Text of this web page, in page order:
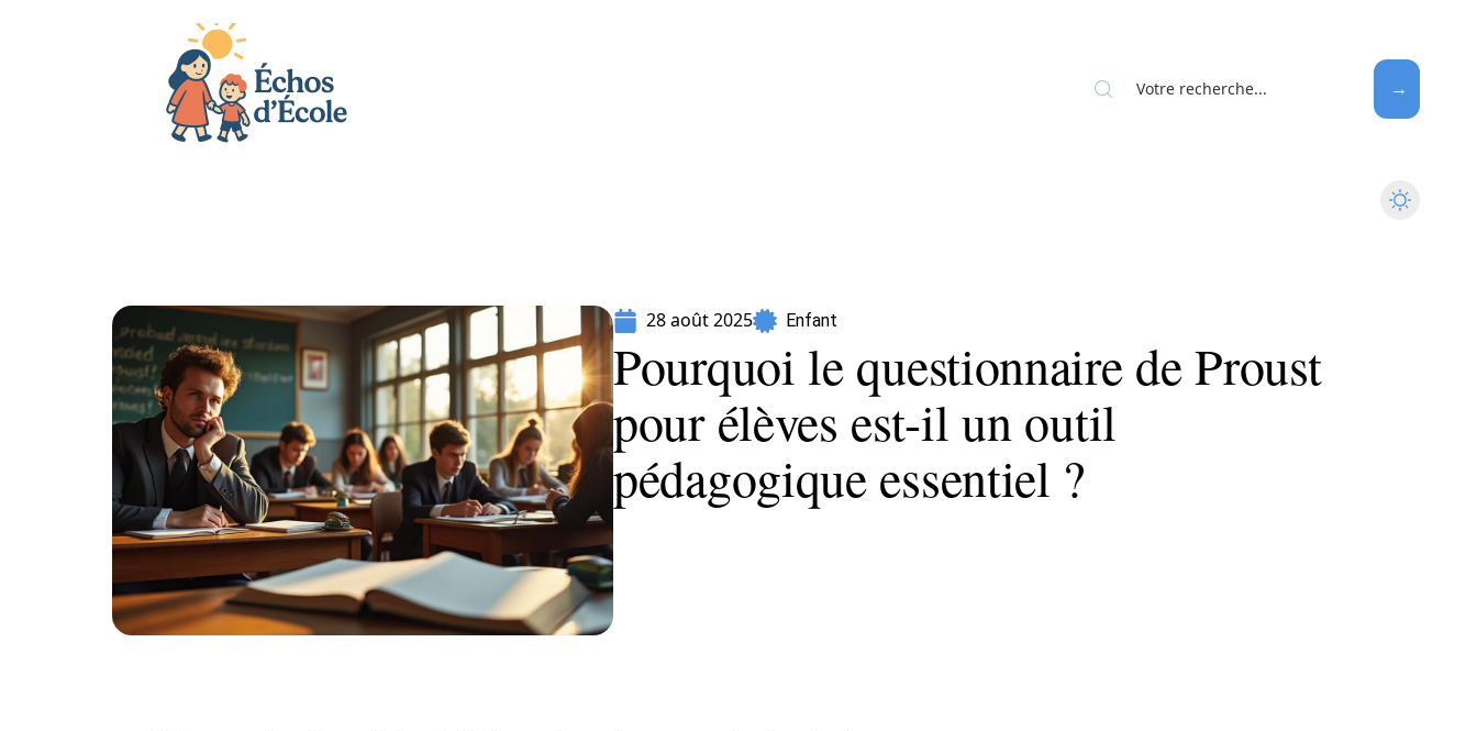
28 août 2025 Enfant
Pourquoi le questionnaire de Proust
pour élèves est-il un outil
pédagogique essentiel ?